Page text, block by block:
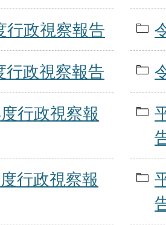
行政視察報告
行政視察報告
行政視察報
行政視察報